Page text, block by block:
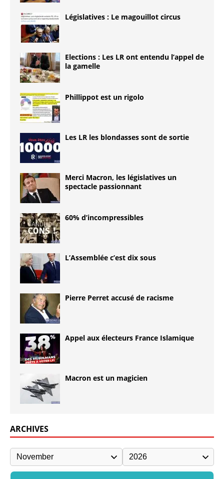
Législatives : Le magouillot circus
Elections : Les LR ont entendu l’appel de
la gamelle
Phillippot est un rigolo
Les LR les blondasses sont de sortie
Merci Macron, les législatives un
spectacle passionnant
60% d’incompressibles
L’Assemblée c’est dix sous
Pierre Perret accusé de racisme
Appel aux électeurs France Islamique
Macron est un magicien
ARCHIVES